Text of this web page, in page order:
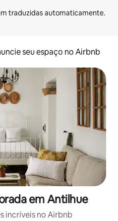
seu espaço no Airbnb
em Antilhue
incríveis no Airbnb